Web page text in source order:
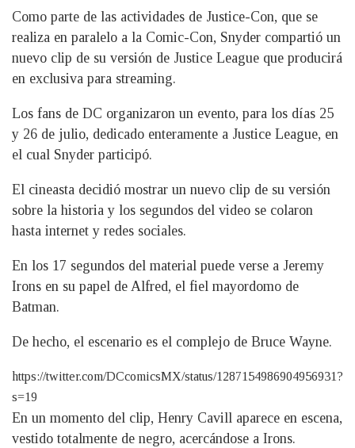
Como parte de las actividades de Justice-Con, que se
realiza en paralelo a la Comic-Con, Snyder compartió un
nuevo clip de su versión de Justice League que producirá
en exclusiva para streaming.
Los fans de DC organizaron un evento, para los días 25
y 26 de julio, dedicado enteramente a Justice League, en
el cual Snyder participó.
El cineasta decidió mostrar un nuevo clip de su versión
sobre la historia y los segundos del video se colaron
hasta internet y redes sociales.
En los 17 segundos del material puede verse a Jeremy
Irons en su papel de Alfred, el fiel mayordomo de
Batman.
De hecho, el escenario es el complejo de Bruce Wayne.
https://twitter.com/DCcomicsMX/status/1287154986904956931?
s=19
En un momento del clip, Henry Cavill aparece en escena,
vestido totalmente de negro, acercándose a Irons.